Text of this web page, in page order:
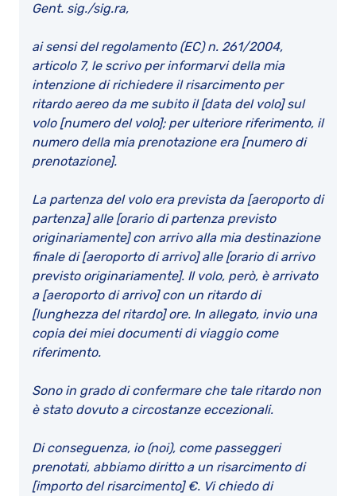
Gent. sig./sig.ra,
ai sensi del regolamento (EC) n. 261/2004,
articolo 7, le scrivo per informarvi della mia
intenzione di richiedere il risarcimento per
ritardo aereo da me subito il [data del volo] sul
volo [numero del volo]; per ulteriore riferimento, il
numero della mia prenotazione era [numero di
prenotazione].
La partenza del volo era prevista da [aeroporto di
partenza] alle [orario di partenza previsto
originariamente] con arrivo alla mia destinazione
finale di [aeroporto di arrivo] alle [orario di arrivo
previsto originariamente]. Il volo, però, è arrivato
a [aeroporto di arrivo] con un ritardo di
[lunghezza del ritardo] ore. In allegato, invio una
copia dei miei documenti di viaggio come
riferimento.
Sono in grado di confermare che tale ritardo non
è stato dovuto a circostanze eccezionali.
Di conseguenza, io (noi), come passeggeri
prenotati, abbiamo diritto a un risarcimento di
[importo del risarcimento] €. Vi chiedo di